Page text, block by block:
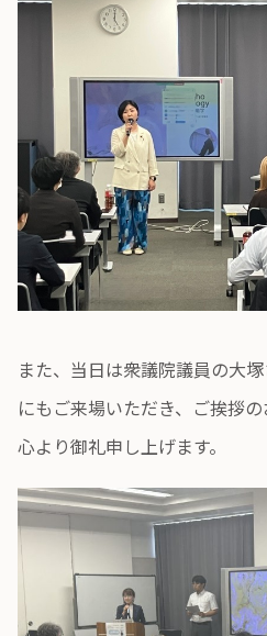
また、当日は衆議院議員の大
にもご来場いただき、ご挨拶の
心より御礼申し上げます。